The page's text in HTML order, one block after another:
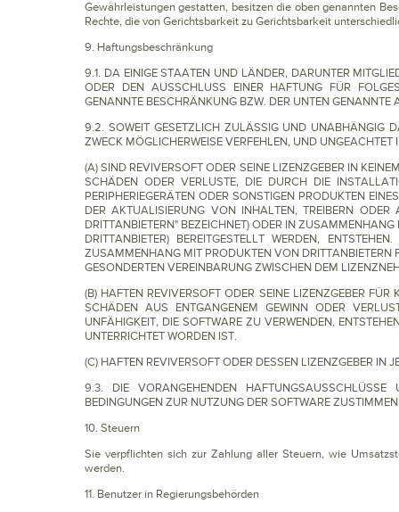
Gewährleistungen gestatten, besitzen die oben genannten
Rechte, die von Gerichtsbarkeit zu Gerichtsbarkeit
9. Haftungsbeschränkung
9.1. DA EINIGE STAATEN UND LÄNDER, DARUNTER
ODER DEN AUSSCHLUSS EINER HAFTUNG FÜR
GENANNTE BESCHRÄNKUNG BZW. DER UNTEN
9.2. SOWEIT GESETZLICH ZULÄSSIG UND UNABHÄNGIG
ZWECK MÖGLICHERWEISE VERFEHLEN, UND
(A) SIND REVIVERSOFT ODER SEINE LIZENZGEBER IN
SCHÄDEN ODER VERLUSTE, DIE DURCH DIE
PERIPHERIEGERÄTEN ODER SONSTIGEN PRODUKTEN
DER AKTUALISIERUNG VON INHALTEN, TREIBERN
DRITTANBIETERN" BEZEICHNET) ODER IN
DRITTANBIETER) BEREITGESTELLT WERDEN,
ZUSAMMENHANG MIT PRODUKTEN VON DRITTANBIETERN
GESONDERTEN VEREINBARUNG ZWISCHEN DEM
(B) HAFTEN REVIVERSOFT ODER SEINE LIZENZGEBER
SCHÄDEN AUS ENTGANGENEM GEWINN ODER
UNFÄHIGKEIT, DIE SOFTWARE ZU VERWENDEN,
UNTERRICHTET WORDEN IST.
(C) HAFTEN REVIVERSOFT ODER DESSEN LIZENZGEBER IN
9.3. DIE VORANGEHENDEN
BEDINGUNGEN ZUR NUTZUNG DER SOFTWARE
10. Steuern
Sie verpflichten sich zur Zahlung aller Steuern, wie
werden.
11. Benutzer in Regierungsbehörden